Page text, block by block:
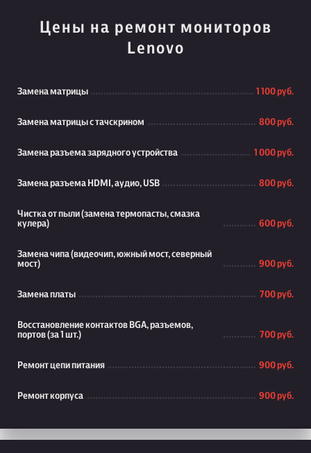
Цены на ремонт мониторов
Lenovo
Замена матрицы 1 100 руб.
Замена матрицы с тачскрином 800 руб.
Замена разъема зарядного устройства 1 000 руб.
Замена разъема HDMI, аудио, USB 800 руб.
Чистка от пыли (замена термопасты, смазка
кулера)
600 руб.
Замена чипа (видеочип, южный мост, северный
мост)
900 руб.
Замена платы 700 руб.
Восстановление контактов BGA, разъемов,
портов (за 1 шт.)
700 руб.
Ремонт цепи питания 900 руб.
Ремонт корпуса 900 руб.